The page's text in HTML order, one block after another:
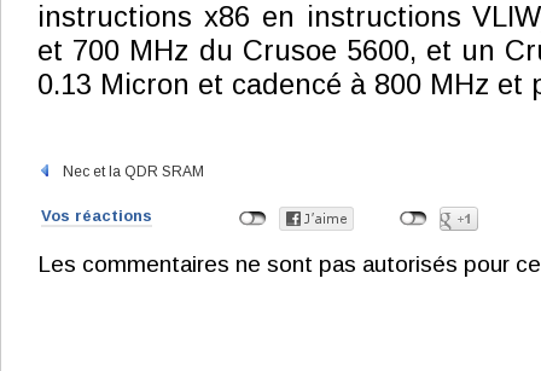
instructions x86 en instructions
et 700 MHz du Crusoe 5600, et un
0.13 Micron et cadencé à 800 MHz et
Nec et la QDR SRAM
Vos réactions
Les commentaires ne sont pas autorisés pour